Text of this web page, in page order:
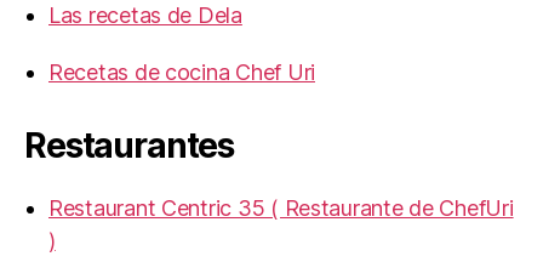
Las recetas de Dela
Recetas de cocina Chef Uri
Restaurantes
Restaurant Centric 35 ( Restaurante de ChefUri
)